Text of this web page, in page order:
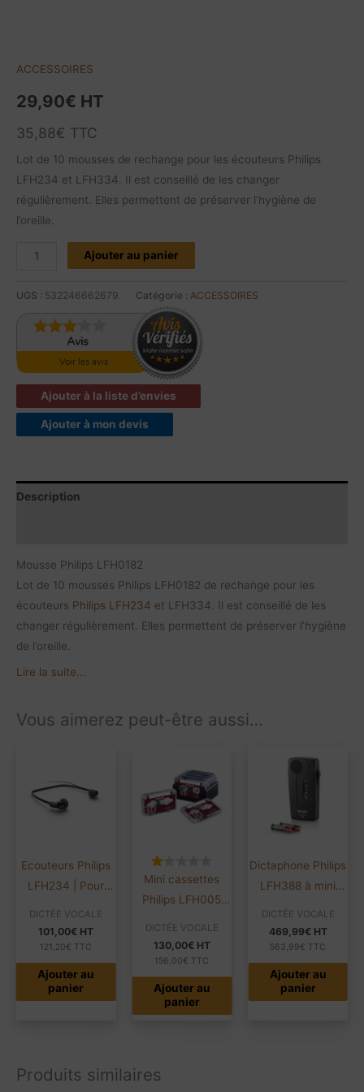
ACCESSOIRES
29,90€ HT
35,88€ TTC
Lot de 10 mousses de rechange pour les écouteurs Philips
LFH234 et LFH334. Il est conseillé de les changer
régulièrement. Elles permettent de préserver l’hygiène de
l’oreille.
Ajouter au panier
UGS : 532246662679. Catégorie : ACCESSOIRES
Avis
Voir les avis
Ajouter à la liste d’envies
Ajouter à mon devis
Description
Mousse Philips LFH0182
Lot de 10 mousses Philips LFH0182 de rechange pour les
écouteurs Philips LFH234 et LFH334. Il est conseillé de les
changer régulièrement. Elles permettent de préserver l’hygiène
de l’oreille.
Lire la suite...
Vous aimerez peut-être aussi…
Ecouteurs Philips
LFH234 | Pour
LFH720 et LFH72
DICTÉE VOCALE
101,00€ HT
121,20€ TTC
Ajouter au
panier
Mini cassettes
Philips LFH005
2X15mn | Boîte de
10
DICTÉE VOCALE
130,00€ HT
156,00€ TTC
Ajouter au
panier
Dictaphone Philips
LFH388 à mini
cassette | Pocket
Memo
DICTÉE VOCALE
469,99€ HT
563,99€ TTC
Ajouter au
panier
Produits similaires